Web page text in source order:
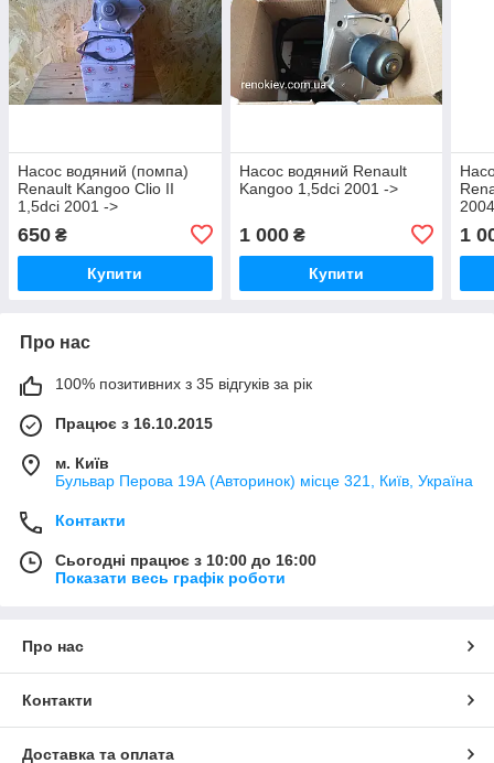
Насос водяний (помпа)
Renault Kangoo Clio II
1,5dci 2001 ->
650 ₴
Купити
Насос водяний Renault
Kangoo 1,5dci 2001 ->
1 000₴
Купити
1
Про нас
100% позитивних з 35 відгуків за рік
Працює з 16.10.2015
м. Київ
Бульвар Перова 19А (Авторинок) місце 321, Київ, Україна
Контакти
Сьогодні працює з 10:00 до 16:00
Показати весь графік роботи
Про нас
Контакти
Доставка та оплата